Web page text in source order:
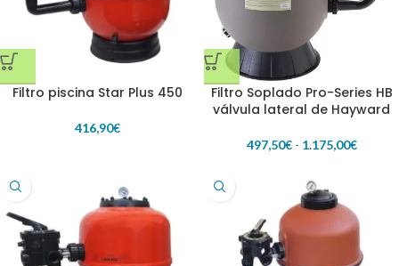
Filtro piscina Star Plus 450
416,90€
Filtro Soplado Pro-Series HB
válvula lateral de Hayward
497,50€ - 1.175,00€